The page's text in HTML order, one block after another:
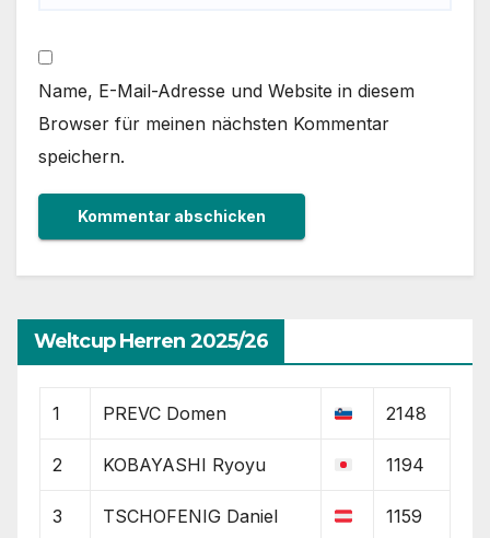
Name, E-Mail-Adresse und Website in diesem
Browser für meinen nächsten Kommentar
speichern.
Weltcup Herren 2025/26
1 PREVC Domen 2148
2 KOBAYASHI Ryoyu 1194
3 TSCHOFENIG Daniel 1159